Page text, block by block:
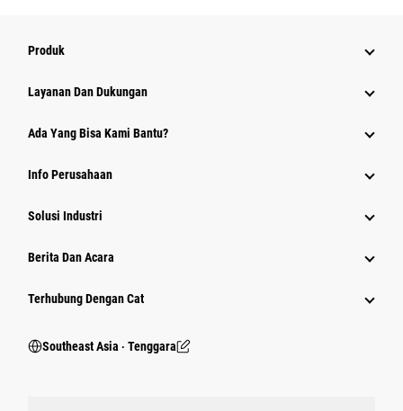
Produk
Layanan Dan Dukungan
Ada Yang Bisa Kami Bantu?
Info Perusahaan
Solusi Industri
Berita Dan Acara
Terhubung Dengan Cat
Southeast Asia ‧ Tenggara